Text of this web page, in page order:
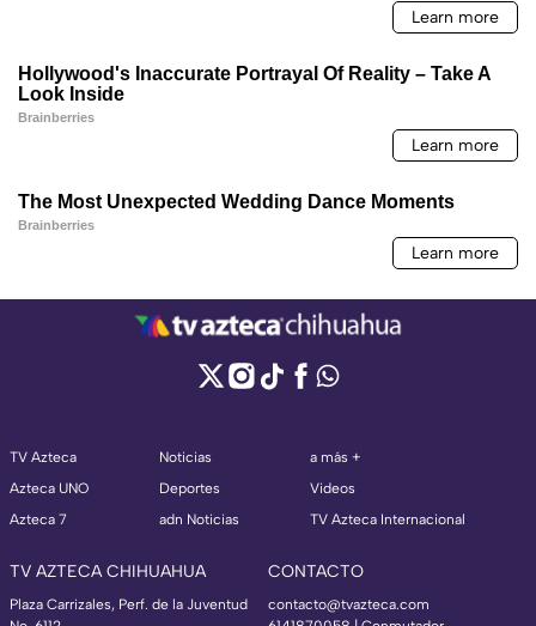
TV Azteca
Azteca UNO
Azteca 7
Noticias
Deportes
adn Noticias
a más +
Videos
TV Azteca Internacional
TV AZTECA CHIHUAHUA
Plaza Carrizales, Perf. de la Juventud
CONTACTO
contacto@tvazteca.com